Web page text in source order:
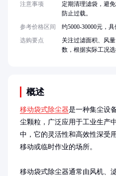
概述
移动袋式除尘器是一种集尘设
尘颗粒，广泛应用于工业生产
中，它的灵活性和高效性深受
移动或临时作业的场所。
移动袋式除尘器通常由风机、
注意事项
定期清理滤袋，避
防止过载。
参考价格区间
约5000-30000元，
选购要点
关注过滤面积、风
数，根据实际工况选